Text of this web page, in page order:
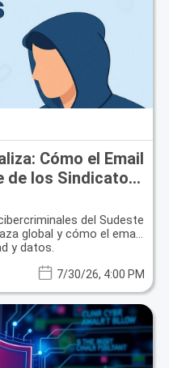
Cómo el Email
de los Sindicatos
del Sudeste
global y cómo el email
y datos.
7/30/26, 4:00 PM